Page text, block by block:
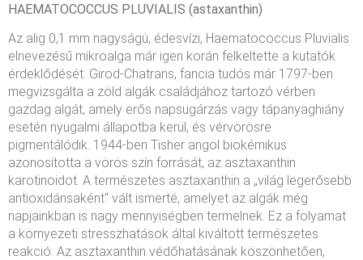
HAEMATOCOCCUS PLUVIALIS (astaxanthin)
Az alig 0,1 mm nagyságú, édesvízi, Haematococcus Pluvialis
elnevezésű mikroalga már igen korán felkeltette a kutatók
érdeklődését. Girod-Chatrans, fancia tudós már 1797-ben
megvizsgálta a zöld algák családjához tartozó vérben
gazdag algát, amely erős napsugárzás vagy tápanyaghiány
esetén nyugalmi állapotba kerül, és vérvörösre
pigmentálódik. 1944-ben Tisher angol biokémikus
azonosította a vörös szín forrását, az asztaxanthin
karotinoidot. A természetes asztaxanthin a „világ legerősebb
antioxidánsaként“ vált ismerté, amelyet az algák még
napjainkban is nagy mennyiségben termelnek. Ez a folyamat
a környezeti stresszhatások által kiváltott természetes
reakció. Az asztaxanthin védőhatásának köszönhetően,